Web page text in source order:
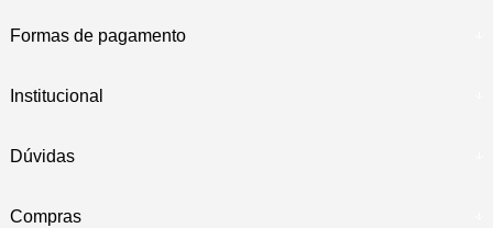
Formas de pagamento
Institucional
Dúvidas
Compras